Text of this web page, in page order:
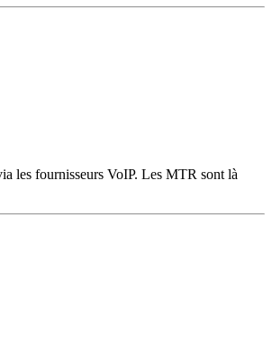
les fournisseurs VoIP. Les MTR sont là